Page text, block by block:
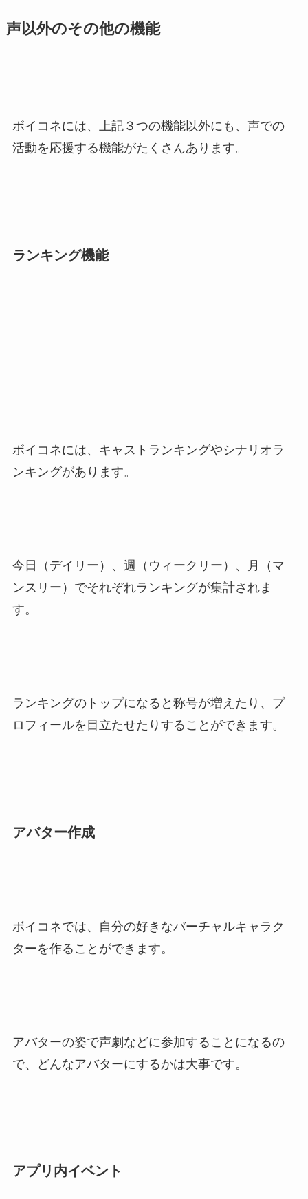
声以外のその他の機能
ボイコネには、上記３つの機能以外にも、声での
活動を応援する機能がたくさんあります。
ランキング機能
ボイコネには、キャストランキングやシナリオラ
ンキングがあります。
今日（デイリー）、週（ウィークリー）、月（マ
ンスリー）でそれぞれランキングが集計されま
す。
ランキングのトップになると称号が増えたり、プ
ロフィールを目立たせたりすることができます。
アバター作成
ボイコネでは、自分の好きなバーチャルキャラク
ターを作ることができます。
アバターの姿で声劇などに参加することになるの
で、どんなアバターにするかは大事です。
アプリ内イベント